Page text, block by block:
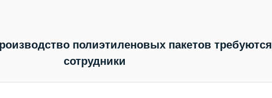
полиэтиленовых пакетов требуются
сотрудники